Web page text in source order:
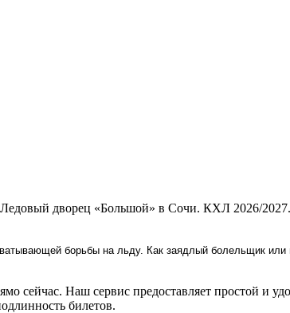
дворец «Большой» в Сочи. КХЛ 2026/
борьбы на льду. Как заядлый болельщик или
Наш сервис предоставляет простой и
билетов.